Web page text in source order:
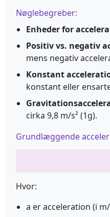
Nøglebegreber:
Enheder for
Positiv vs. negativ
mens negativ
Konstant
konstant eller
cirka 9,8 m/s² (1g).
Grundlæggende
Hvor:
a er acceleration (i m/